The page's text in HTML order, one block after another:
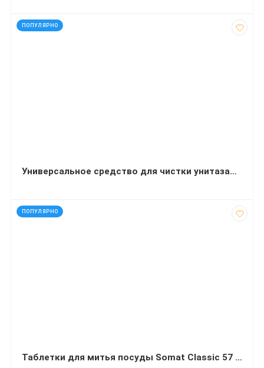
ПОПУЛЯРНО
код: 12309
Универсальное средство для чистки унитазаТуалетный утенок Гигиена и белизна Лесной 500 мл
ПОПУЛЯРНО
код: 13625
Таблетки для митья посуды Somat Classic 57 таблеток